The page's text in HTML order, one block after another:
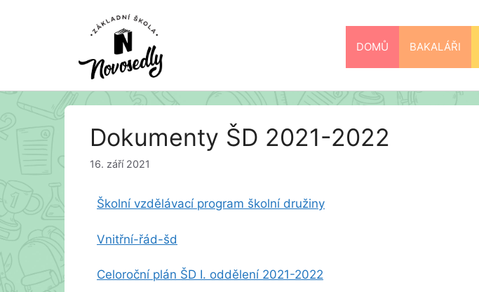
DOMŮ BAKALÁŘI
Dokumenty ŠD 2021-2022
16. září 2021
Školní vzdělávací program školní družiny
Vnitřní-řád-šd
Celoroční plán ŠD I. oddělení 2021-2022